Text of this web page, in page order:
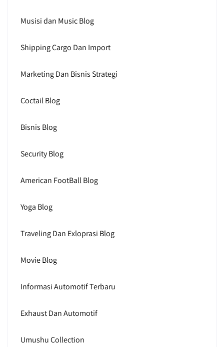
Musisi dan Music Blog
Shipping Cargo Dan Import
Marketing Dan Bisnis Strategi
Coctail Blog
Bisnis Blog
Security Blog
American FootBall Blog
Yoga Blog
Traveling Dan Exloprasi Blog
Movie Blog
Informasi Automotif Terbaru
Exhaust Dan Automotif
Umushu Collection